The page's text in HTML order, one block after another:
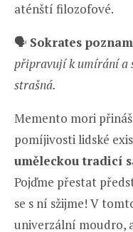
aténští filozofové.
🗣️ Sokrates
připravují k umírání a
strašná.
Memento mori
pomíjivosti lidské
uměleckou tradicí
Pojďme přestat
se s ní sžijme! V
univerzální moudro,